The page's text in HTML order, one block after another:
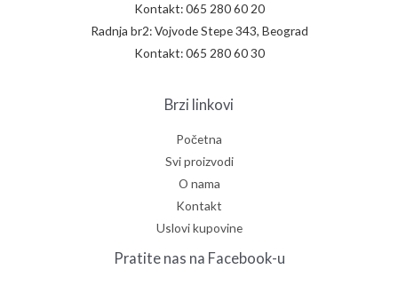
Kontakt: 065 280 60 20
Radnja br2: Vojvode Stepe 343, Beograd
Kontakt: 065 280 60 30
Brzi linkovi
Početna
Svi proizvodi
O nama
Kontakt
Uslovi kupovine
Pratite nas na Facebook-u